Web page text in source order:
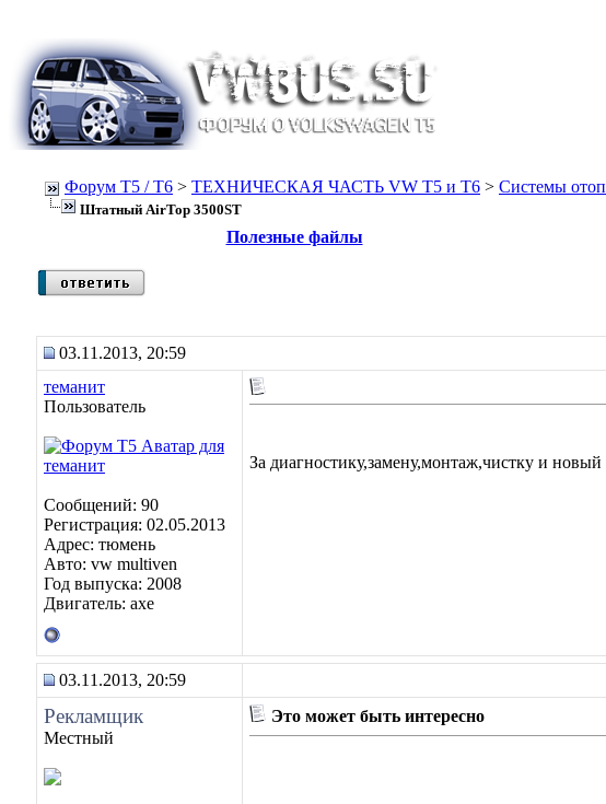
Форум Т5 / T6 > ТЕХНИЧЕСКАЯ ЧАСТЬ VW T5 и T6 > Системы
Штатный AirTop 3500ST
Полезные файлы
03.11.2013, 20:59
теманит
Пользователь
Сообщений: 90
Регистрация: 02.05.2013
Адрес: тюмень
Авто: vw multiven
Год выпуска: 2008
Двигатель: axe
За диагностику,замену,монтаж,чистку и
03.11.2013, 20:59
Рекламщик
Местный
Это может быть интересно